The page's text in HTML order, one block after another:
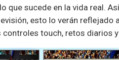
que sucede en la vida real.
esto lo verán
touch, retos diarios